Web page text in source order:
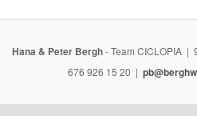
Hana & Peter Bergh- Team CICLOPIA |
676 926 15 20 |